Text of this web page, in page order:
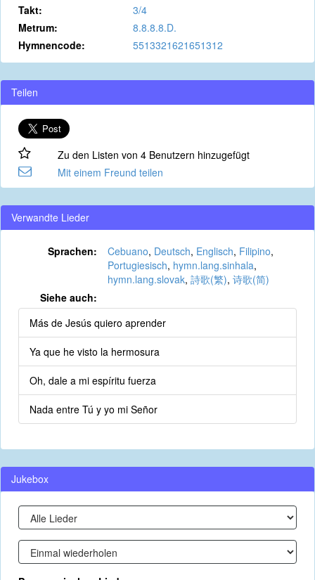
Takt:
3/4
Metrum:
8.8.8.8.D.
Hymnencode:
5513321621651312
Teilen
Zu den Listen von 4 Benutzern hinzugefügt
Mit einem Freund teilen
Verwandte Lieder
Sprachen: Cebuano, Deutsch, Englisch, Filipino,
Portugiesisch, hymn.lang.sinhala,
hymn.lang.slovak, 詩歌(繁), 诗歌(简)
Siehe auch:
Más de Jesús quiero aprender
Ya que he visto la hermosura
Oh, dale a mi espíritu fuerza
Nada entre Tú y yo mi Señor
Jukebox